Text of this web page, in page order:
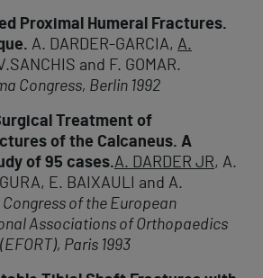
Proximal Humeral Fractures.
A. DARDER-GARCIA, A.
and F. GOMAR.
Congress, Berlin 1992
Treatment of
of the Calcaneus. A
of 95 cases.A. DARDER JR, A.
E. BAIXAULI and A.
Congress of the European
Associations of Orthopaedics
Paris 1993